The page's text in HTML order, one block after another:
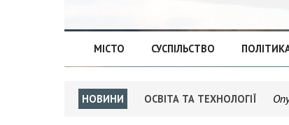
МІСТО СУСПІЛЬСТВО
НОВИНИ ОСВІТА ТА ТЕХНОЛОГІЇ